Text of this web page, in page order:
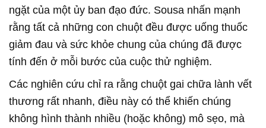
ngặt của một ủy ban đạo đức. Sousa nhấn mạnh
rằng tất cả những con chuột đều được uống thuốc
giảm đau và sức khỏe chung của chúng đã được
tính đến ở mỗi bước của cuộc thử nghiệm.
Các nghiên cứu chỉ ra rằng chuột gai chữa lành vết
thương rất nhanh, điều này có thể khiến chúng
không hình thành nhiều (hoặc không) mô sẹo, mà